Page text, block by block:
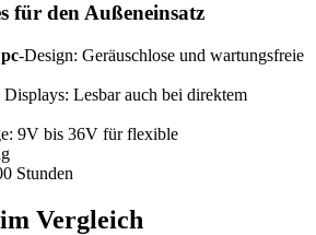
für den Außeneinsatz
-Design: Geräuschlose und wartungsfreie
Lesbar auch bei direktem
9V bis 36V für flexible
Stunden
Vergleich